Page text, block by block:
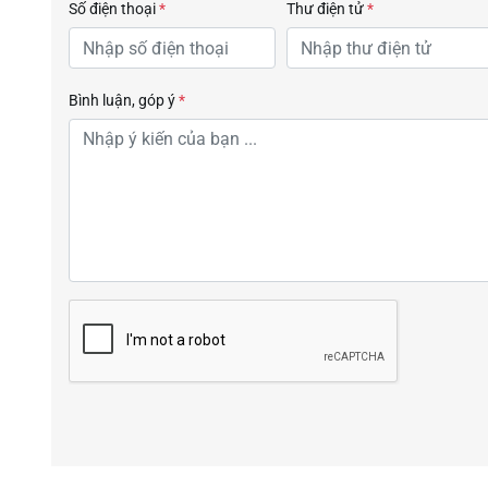
Số điện thoại* Thư điện tử*
Bình luận, góp ý*